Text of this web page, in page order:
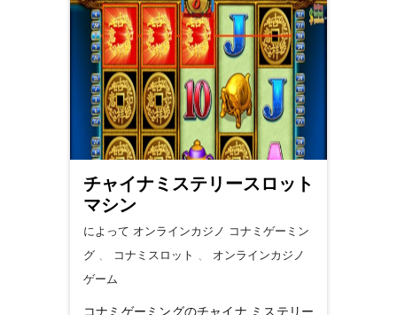
チャイナミステリースロット
マシン
によって オンラインカジノ コナミゲーミン
グ 、 コナミスロット 、
オンラインカジノ
ゲーム
コナミゲーミングのチャイナ ミステリー